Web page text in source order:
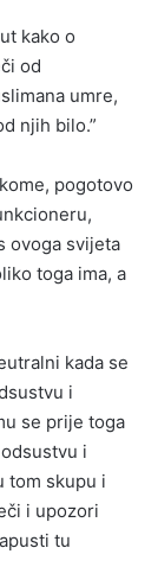
kako o
od
umre,
njih bilo.”
pogotovo
ovoga svijeta
toga ima, a
kada se
i
se prije toga
i
tom skupu i
i upozori
tu